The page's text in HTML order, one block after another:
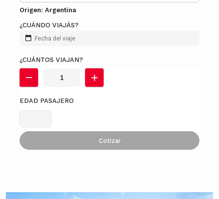
Origen: Argentina
¿CUÁNDO VIAJÁS?
Fecha del viaje
¿CUÁNTOS VIAJAN?
EDAD PASAJERO
Cotizar